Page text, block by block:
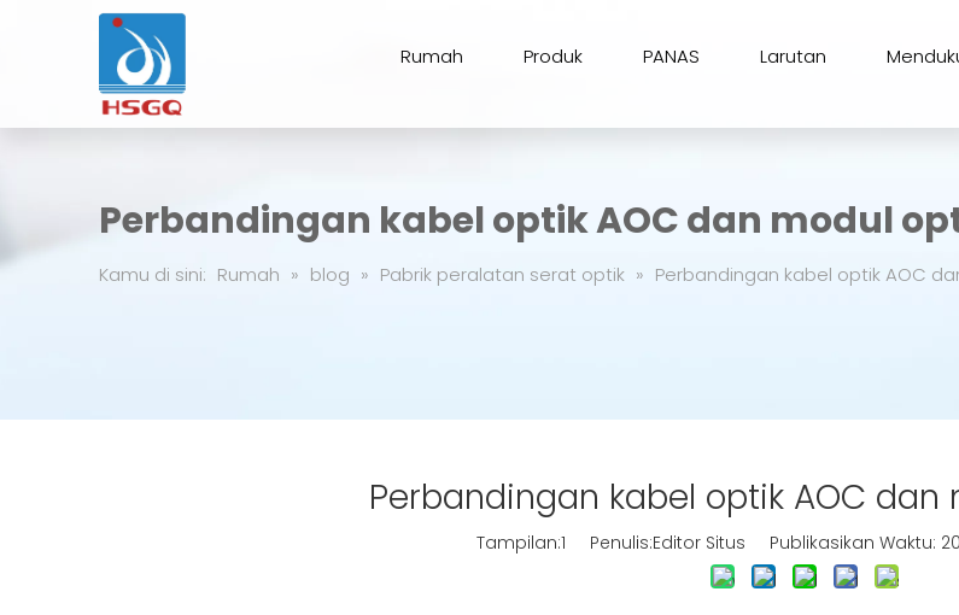
Rumah Produk PANAS Larutan
Perbandingan kabel optik AOC dan modul
Kamu di sini: Rumah » blog » Pabrik peralatan serat optik » Perbandingan kabel optik AOC
Perbandingan kabel optik AOC dan
Tampilan:1 Penulis:Editor Situs Publikasikan Waktu: